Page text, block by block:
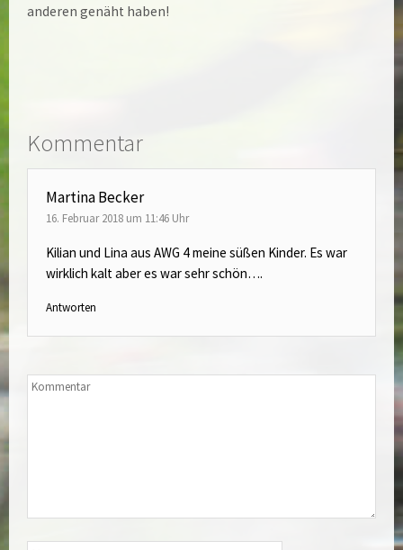
anderen genäht haben!
Kommentar
Martina Becker
16. Februar 2018 um 11:46 Uhr
Kilian und Lina aus AWG 4 meine süßen Kinder. Es war
wirklich kalt aber es war sehr schön….
Antworten